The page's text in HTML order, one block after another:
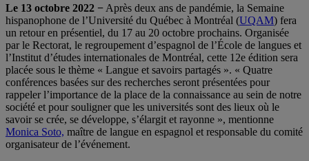
Le 13 octobre 2022 − Après deux ans de pandémie, la Semaine
hispanophone de l’Université du Québec à Montréal (UQAM) fera
un retour en présentiel, du 17 au 20 octobre prochains. Organisée
par le Rectorat, le regroupement d’espagnol de l’École de langues et
l’Institut d’études internationales de Montréal, cette 12e édition sera
placée sous le thème « Langue et savoirs partagés ». « Quatre
conférences basées sur des recherches seront présentées pour
rappeler l’importance de la place de la connaissance au sein de notre
société et pour souligner que les universités sont des lieux où le
savoir se crée, se développe, s’élargit et rayonne », mentionne
Monica Soto, maître de langue en espagnol et responsable du comité
organisateur de l’événement.